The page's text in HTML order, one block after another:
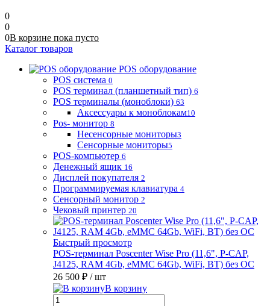
0
0
0В корзине пока пусто
Каталог товаров
POS оборудование
POS система 0
POS терминал (планшетный тип) 6
POS терминалы (моноблоки) 63
Аксессуары к моноблокам10
Pos- монитор 8
Несенсорные мониторы3
Сенсорные мониторы5
POS-компьютер 6
Денежный ящик 16
Дисплей покупателя 2
Программируемая клавиатура 4
Сенсорный монитор 2
Чековый принтер 20
Быстрый просмотр
POS-терминал Poscenter Wise Pro (11,6", P-CAP,
J4125, RAM 4Gb, eMMC 64Gb, WiFi, BT) без ОС
26 500 ₽ / шт
В корзину